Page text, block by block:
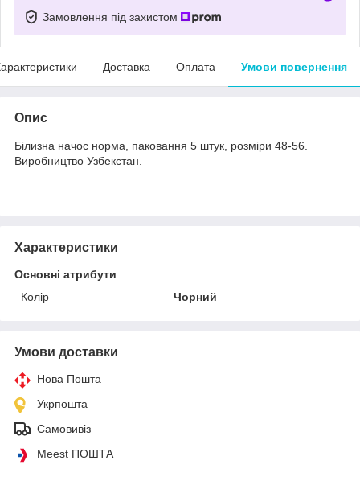
Замовлення під захистом
Доставка Оплата Умови повернення
Опис
Білизна начос норма, паковання 5 штук, розміри 48-56.
Виробництво Узбекстан.
Характеристики
Основні атрибути
Колір
Чорний
Умови доставки
Нова Пошта
Укрпошта
Самовивіз
Meest ПОШТА